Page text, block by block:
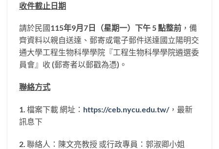
收件截止日期
請於民國115年9月 7 日（星期一）下午5點整前 ，備
齊資料以親自送達、郵寄或電子郵件送達國立陽明交
通大學工程生物科學學院『工程生物科學學院遴選委
員會』收 (郵寄者以郵戳為憑)。
聯絡方式
1. 檔案下載 網址： https://ceb.nycu.edu.tw/，最新
訊息下
2. 聯絡人：陳文亮教授 或行政專員：郭淑卿小姐